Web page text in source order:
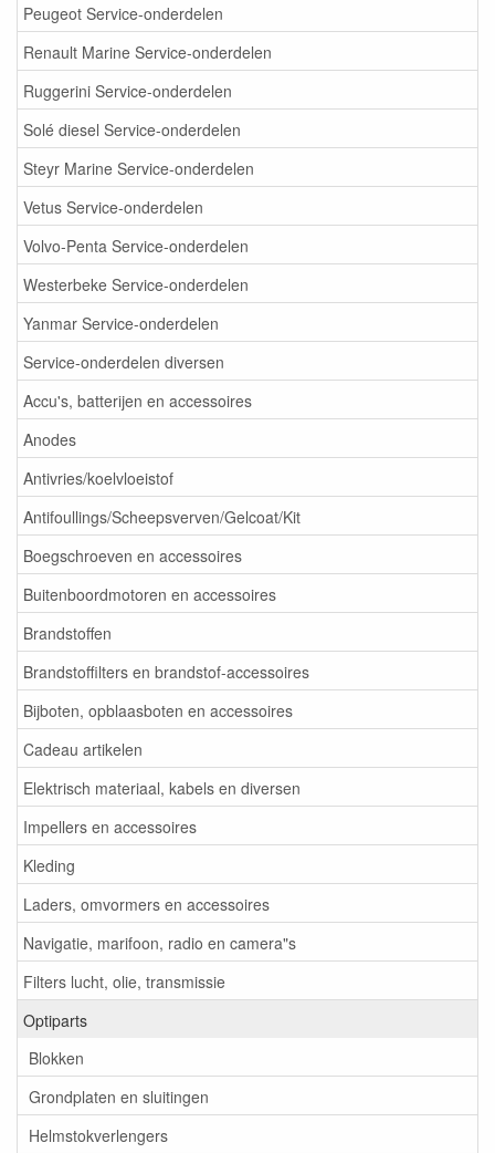
Peugeot Service-onderdelen
Renault Marine Service-onderdelen
Ruggerini Service-onderdelen
Solé diesel Service-onderdelen
Steyr Marine Service-onderdelen
Vetus Service-onderdelen
Volvo-Penta Service-onderdelen
Westerbeke Service-onderdelen
Yanmar Service-onderdelen
Service-onderdelen diversen
Accu's, batterijen en accessoires
Anodes
Antivries/koelvloeistof
Antifoullings/Scheepsverven/Gelcoat/Kit
Boegschroeven en accessoires
Buitenboordmotoren en accessoires
Brandstoffen
Brandstoffilters en brandstof-accessoires
Bijboten, opblaasboten en accessoires
Cadeau artikelen
Elektrisch materiaal, kabels en diversen
Impellers en accessoires
Kleding
Laders, omvormers en accessoires
Navigatie, marifoon, radio en camera"s
Filters lucht, olie, transmissie
Optiparts
Blokken
Grondplaten en sluitingen
Helmstokverlengers